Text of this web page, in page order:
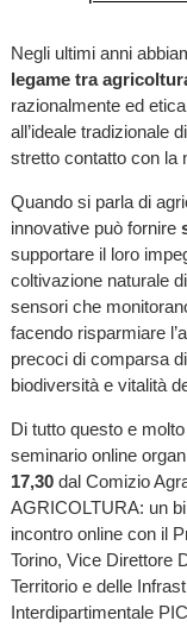
Negli ultimi anni
legame tra
razionalmente ed
all’ideale tradizionale
stretto contatto con la
Quando si parla di
innovative può fornire
supportare il loro
coltivazione naturale
sensori che
facendo risparmiare
precoci di comparsa
biodiversità e vitalità
Di tutto questo e
seminario online
17,30dal Comizio
AGRICOLTURA: un
incontro online con il
Torino, Vice Direttore
Territorio e delle
Interdipartimentale